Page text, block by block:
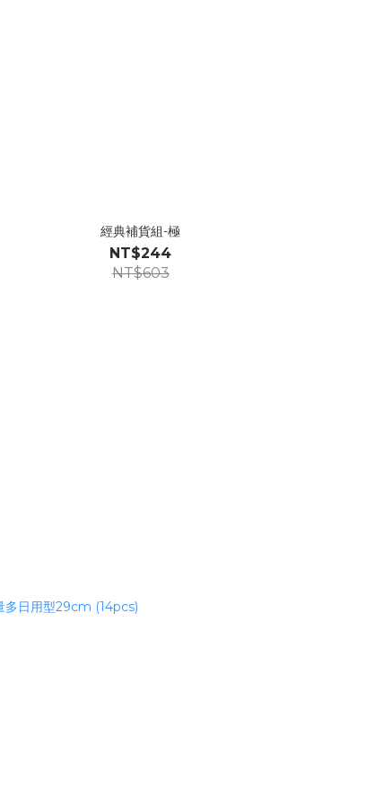
經典補貨組-極
NT$244
NT$603